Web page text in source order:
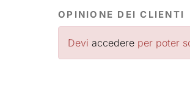
OPINIONE DEI CLIENTI
Devi accedere per poter